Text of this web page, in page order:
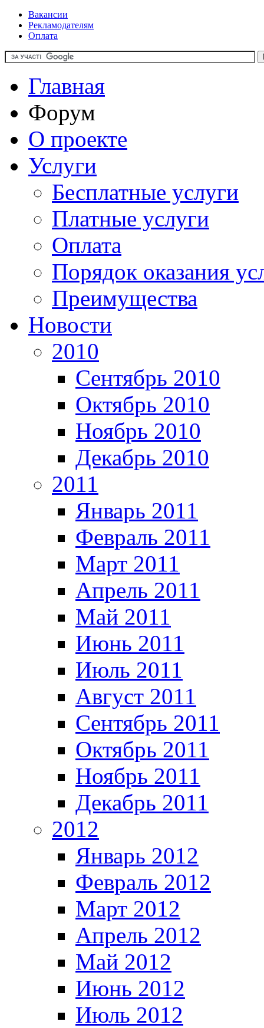
Вакансии
Рекламодателям
Оплата
Главная
Форум
О проекте
Услуги
Бесплатные услуги
Платные услуги
Оплата
Порядок оказания
Преимущества
Новости
2010
Сентябрь 2010
Октябрь 2010
Ноябрь 2010
Декабрь 2010
2011
Январь 2011
Февраль 2011
Март 2011
Апрель 2011
Май 2011
Июнь 2011
Июль 2011
Август 2011
Сентябрь 2011
Октябрь 2011
Ноябрь 2011
Декабрь 2011
2012
Январь 2012
Февраль 2012
Март 2012
Апрель 2012
Май 2012
Июнь 2012
Июль 2012